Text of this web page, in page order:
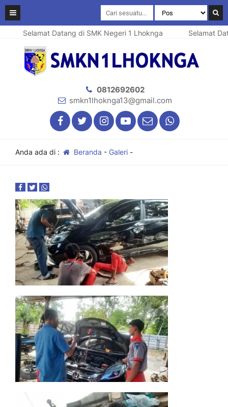
Selamat Datang di SMK Negeri 1 Lhoknga Selamat
0812692602
smkn1lhoknga13@gmail.com
Anda ada di : Beranda - Galeri-